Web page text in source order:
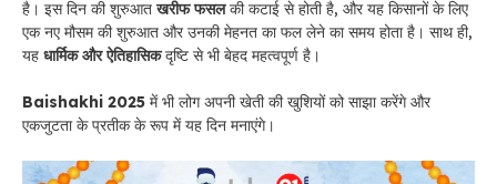
है। इस दिन की शुरुआतखरीफ फसलकी कटाई से होती है, और यह किसानों के लिए
एक नए मौसम की शुरुआत और उनकी मेहनत का फल लेने का समय होता है। साथ ही,
यह धार्मिक और ऐतिहासिकदृष्टि से भी बेहद महत्वपूर्ण है।
Baishakhi 2025 में भी लोग अपनी खेती की खुशियों को साझा करेंगे और
एकजुटता के प्रतीक के रूप में यह दिन मनाएंगे।